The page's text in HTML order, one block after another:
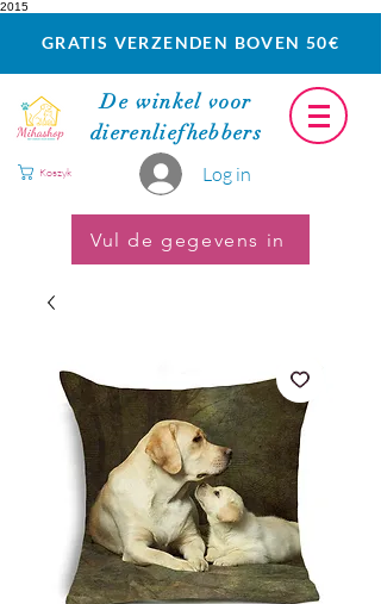
2015
GRATIS VERZENDEN BOVEN 50€
De winkel voor
dierenliefhebbers
Log in
Koszyk
Vul de gegevens in